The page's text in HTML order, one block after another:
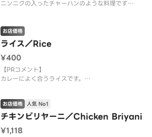
ニンニクの入ったチャーハンのような料理です
有名店の料理がご家庭で食べられます。
三ツ星シェフが作るカレーは絶品ですのでご堪能下
さい。
ライス／Rice
お店価格
¥400
【PRコメント】
カレーによく合うライスです。
【お店PR】
有名店の料理がご家庭で食べられます。
三ツ星シェフが作るカレーは絶品ですのでご堪能下
チキンビリヤーニ／Chicken Briyani
お店価格 人気 No1
¥1,118